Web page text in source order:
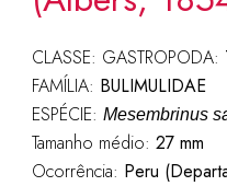
CLASSE: GASTROPODA:
FAMÍLIA: BULIMULIDAE
ESPÉCIE: Mesembrinus
Tamanho médio: 27 mm
Ocorrência: Peru